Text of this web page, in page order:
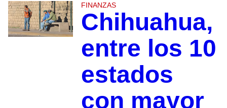
FINANZAS
Chihuahua,
entre los 10
estados
con mayor